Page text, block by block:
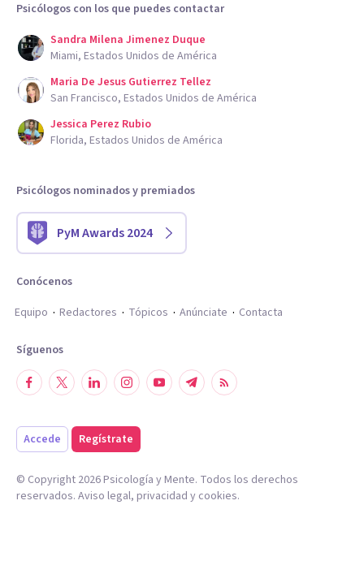
Psicólogos con los que puedes contactar
Sandra Milena Jimenez Duque
Miami, Estados Unidos de América
Maria De Jesus Gutierrez Tellez
San Francisco, Estados Unidos de América
Jessica Perez Rubio
Florida, Estados Unidos de América
Psicólogos nominados y premiados
PyM Awards 2024
Conócenos
Equipo
Redactores Tópicos Anúnciate Contacta
Síguenos
Accede Regístrate
© Copyright 2026Psicología y Mente. Todos los derechos
reservados. Aviso legal, privacidad y cookies.